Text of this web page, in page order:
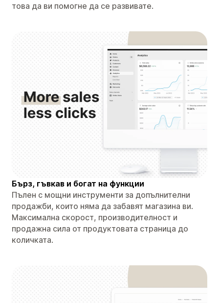
това да ви помогне да се развивате.
Бърз, гъвкав и богат на функции
Пълен с мощни инструменти за допълнителни
продажби, които няма да забавят магазина ви.
Максимална скорост, производителност и
продажна сила от продуктовата страница до
количката.